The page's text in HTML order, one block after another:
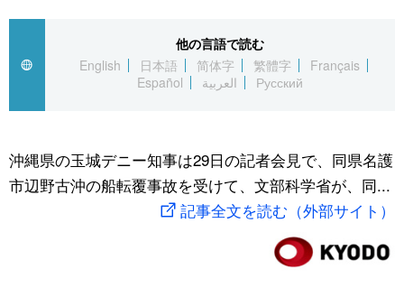
العربية
社会
旅と暮らし
社会
文化
科学・技術
暮らし
お知らせ
他の言語で読む
English
日本語 简体字 繁體字
Français
Español
العربية Русский
沖縄県の玉城デニー知事は29日の記者会見で、同県名護
市辺野古沖の船転覆事故を受けて、文部科学省が、同...
記事全文を読む（外部サイト）